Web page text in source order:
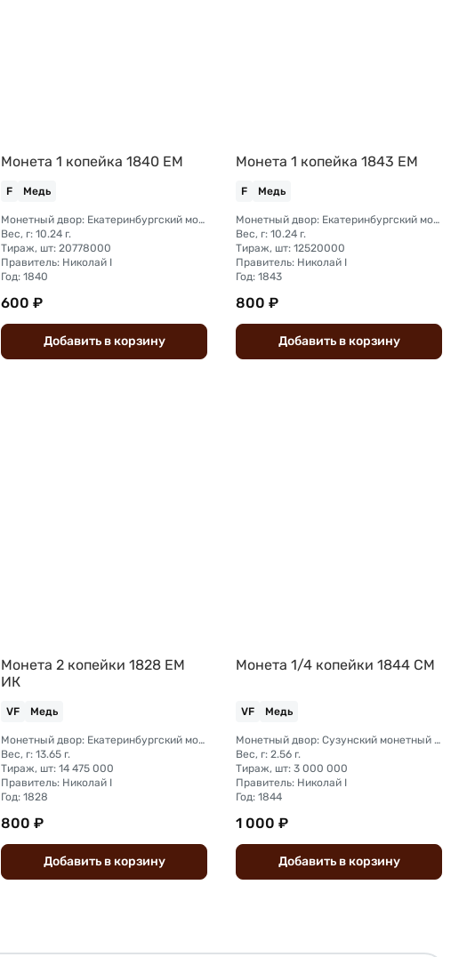
Монета 1 копейка 1840 ЕМ
F Медь
Монетный двор: Екатеринбургский монетный двор
Вес, г: 10.24 г.
Тираж, шт: 20778000
Правитель: Николай I
Год: 1840
600 ₽
Добавить вкорзину
Монета 1 копейка 1843 ЕМ
F Медь
Монетный двор: Екатеринбургский монетный двор
Вес, г: 10.24 г.
Тираж, шт: 12520000
Правитель: Николай I
Год: 1843
800 ₽
Добавить вкорзину
Монета 2 копейки 1828 ЕМ
ИК
VF Медь
Монетный двор: Екатеринбургский монетный двор
Вес, г: 13.65 г.
Тираж, шт: 14 475 000
Правитель: Николай I
Год: 1828
800 ₽
Добавить вкорзину
Монета 1/4 копейки 1844 СМ
VF Медь
Монетный двор: Сузунский монетный двор (Сибирь)
Вес, г: 2.56 г.
Тираж, шт: 3 000 000
Правитель: Николай I
Год: 1844
1 000 ₽
Добавить вкорзину